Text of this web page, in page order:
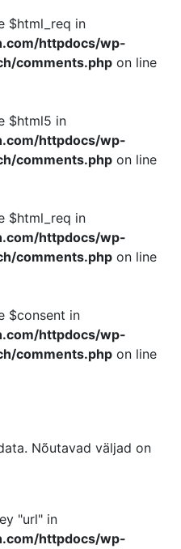
$html_req in
httpdocs/wp-
comments.php on line
$html5 in
httpdocs/wp-
comments.php on line
$html_req in
httpdocs/wp-
comments.php on line
$consent in
httpdocs/wp-
comments.php on line
Nõutavad väljad on
"url" in
httpdocs/wp-